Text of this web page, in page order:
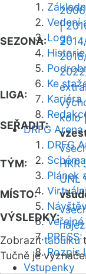
Vedení
Logo
Historie
Ke
Kariéra
DRFG Arena
DRFG
Plánek
Rozpis
Vstupenky
SEZONA:
|
LIGA:
SEŘADIT:
kolo
TÝM:
HKR
UNL
MÍSTO:
VÝSLEDKY:
Zobrazittabulku
Tučně je